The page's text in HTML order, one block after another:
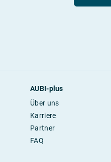
AUBI-plus
Über uns
Karriere
Partner
FAQ